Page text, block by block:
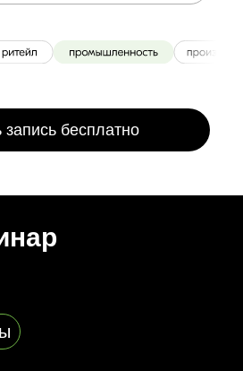
запись бесплатно